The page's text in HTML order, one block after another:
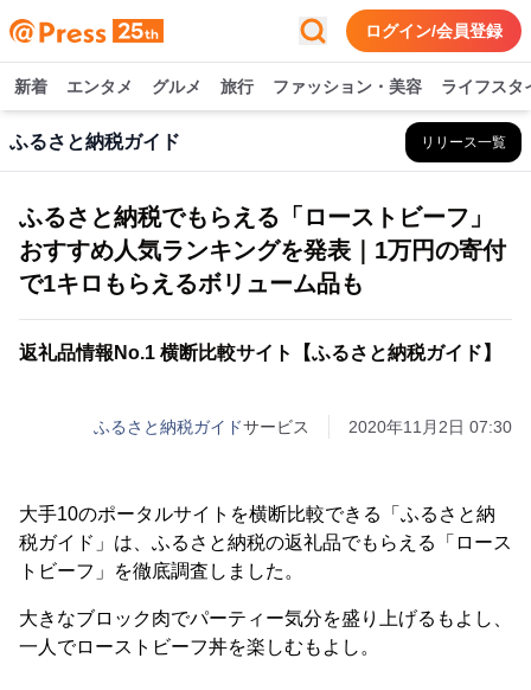
ログイン/会員登録
新着 エンタメ グルメ 旅行 ファッション・美容 ライフスタ
ふるさと納税ガイド リリース一覧
ふるさと納税でもらえる「ローストビーフ」
おすすめ人気ランキングを発表｜1万円の寄付
で1キロもらえるボリューム品も
返礼品情報No.1 横断比較サイト【ふるさと納税ガイド】
ふるさと納税ガイドサービス 2020年11月2日 07:30
大手10のポータルサイトを横断比較できる「ふるさと納
税ガイド」は、ふるさと納税の返礼品でもらえる「ロース
トビーフ」を徹底調査しました。
大きなブロック肉でパーティー気分を盛り上げるもよし、
一人でローストビーフ丼を楽しむもよし。